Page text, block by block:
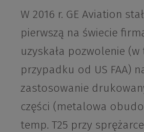
W 2016 r. GE Aviation
pierwszą na świecie
uzyskała pozwolenie (w
przypadku od US FAA)
zastosowanie
części (metalowa
temp. T25 przy